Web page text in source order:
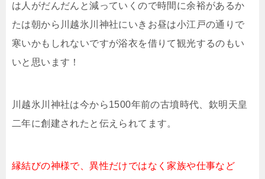
は人がだんだんと減っていくので時間に余裕があるか
たは朝から川越氷川神社にいきお昼は小江戸の通りで
寒いかもしれないですが浴衣を借りて観光するのもい
いと思います！
川越氷川神社は今から1500年前の古墳時代、欽明天皇
二年に創建されたと伝えられてます。
縁結びの神様で、異性だけではなく家族や仕事など